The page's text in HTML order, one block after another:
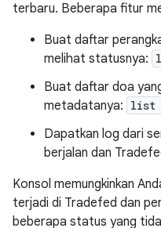
terbaru. Beberapa fitur
Buat daftar
melihat statusnya:
Buat daftar doa
metadatanya: list
Dapatkan log dari
berjalan dan
Konsol memungkinkan
terjadi di Tradefed dan
beberapa status yang